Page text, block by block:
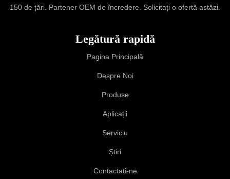
150 de țări. Partener OEM de încredere. Solicitați o ofertă astăzi.
Legătură rapidă
Pagina Principală
Despre Noi
Produse
Aplicații
Serviciu
Știri
Contactați-ne